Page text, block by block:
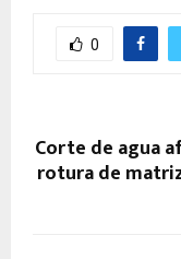
0
Corte de agua
rotura de